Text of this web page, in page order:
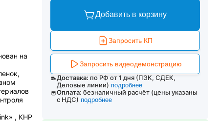
на
, КНР
Добавить в корзину
Запросить КП
Запросить видеодемонстрацию
Доставка: по РФ от 1 дня (ПЭК, СДЕК,
Деловые линии) подробнее
Оплата: безналичный расчёт (цены указаны
с НДС) подробнее